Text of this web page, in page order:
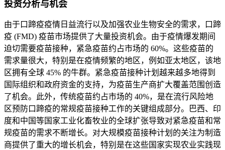
投资分析与机会
由于口蹄疫疫情日益流行以及加强农业生物安全的需求，口蹄
疫 (FMD) 疫苗市场提供了大量投资机会。由于疫情爆发期间
迫切需要疫苗接种，紧急疫苗约占市场的 60%。这些疫苗的
需求量很大，特别是在疫情频繁的地区，例如亚太地区，该地
区拥有全球 45% 的牛群。紧急疫苗接种计划越来越多地得到
国际组织和政府资金的支持，为疫苗生产商扩大覆盖范围创造
了机会。此外，传统疫苗约占市场的 40%，是在流行风险地
区预防口蹄疫的常规疫苗接种工作的关键组成部分。巴西、印
度和中国等国家工业化畜牧业的全球扩张导致对紧急疫苗和常
规疫苗的需求不断增长。对大规模疫苗接种计划的关注为制造
商提供了重大的增长机会，特别是在这些国家实现农业实践现